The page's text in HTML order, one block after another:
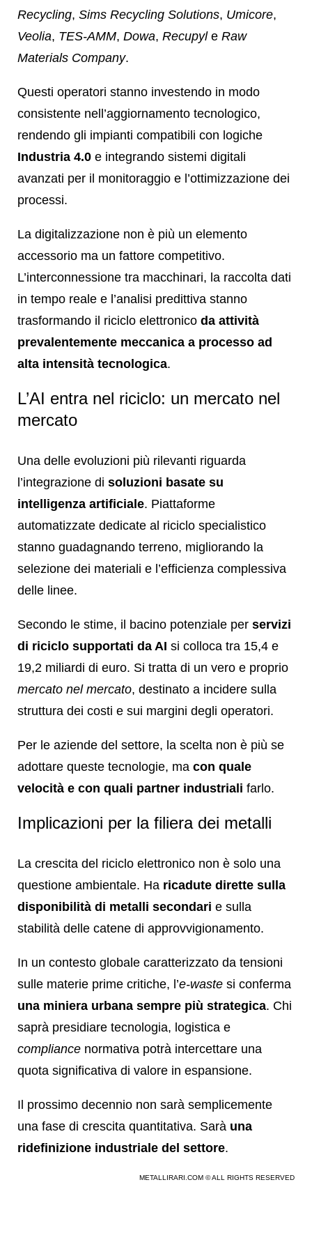
Recycling, Sims Recycling Solutions, Umicore,
Veolia, TES-AMM, Dowa, Recupyl e Raw
Materials Company.
Questi operatori stanno investendo in modo
consistente nell’aggiornamento tecnologico,
rendendo gli impianti compatibili con logiche
Industria 4.0 e integrando sistemi digitali
avanzati per il monitoraggio e l’ottimizzazione dei
processi.
La digitalizzazione non è più un elemento
accessorio ma un fattore competitivo.
L’interconnessione tra macchinari, la raccolta dati
in tempo reale e l’analisi predittiva stanno
trasformando il riciclo elettronico da attività
prevalentemente meccanica a processo ad
alta intensità tecnologica.
L’AI entra nel riciclo: un mercato nel
mercato
Una delle evoluzioni più rilevanti riguarda
l’integrazione di soluzioni basate su
intelligenza artificiale. Piattaforme
automatizzate dedicate al riciclo specialistico
stanno guadagnando terreno, migliorando la
selezione dei materiali e l’efficienza complessiva
delle linee.
Secondo le stime, il bacino potenziale per servizi
di riciclo supportati da AI si colloca tra 15,4 e
19,2 miliardi di euro. Si tratta di un vero e proprio
mercato nel mercato, destinato a incidere sulla
struttura dei costi e sui margini degli operatori.
Per le aziende del settore, la scelta non è più se
adottare queste tecnologie, ma con quale
velocità e con quali partner industriali farlo.
Implicazioni per la filiera dei metalli
La crescita del riciclo elettronico non è solo una
questione ambientale. Ha ricadute dirette sulla
disponibilità di metalli secondari e sulla
stabilità delle catene di approvvigionamento.
In un contesto globale caratterizzato da tensioni
sulle materie prime critiche, l’e-waste si conferma
una miniera urbana sempre più strategica. Chi
saprà presidiare tecnologia, logistica e
compliance normativa potrà intercettare una
quota significativa di valore in espansione.
Il prossimo decennio non sarà semplicemente
una fase di crescita quantitativa. Sarà una
ridefinizione industriale del settore.
METALLIRARI.COM © ALL RIGHTS RESERVED